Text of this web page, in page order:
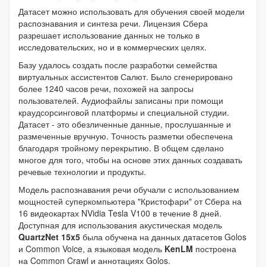
Датасет можно использовать для обучения своей модели
распознавания и синтеза речи. Лицензия Сбера
разрешает использование данных не только в
исследовательских, но и в коммерческих целях.
Базу удалось создать после разработки семейства
виртуальных ассистентов Салют. Было сгенерировано
более 1240 часов речи, похожей на запросы
пользователей. Аудиофайлы записаны при помощи
краудсорсинговой платформы и специальной студии.
Датасет - это обезличенные данные, прослушанные и
размеченные вручную. Точность разметки обеспечена
благодаря тройному перекрытию. В общем сделано
многое для того, чтобы на основе этих данных создавать
речевые технологии и продукты.
Модель распознавания речи обучали с использованием
мощностей суперкомпьютера "Кристофари" от Сбера на
16 видеокартах NVidia Tesla V100 в течение 8 дней.
Доступная для использования акустическая модель
QuartzNet 15x5 была обучена на данных датасетов Golos
и Common Voice, а языковая модель KenLM построена
на Common Crawl и аннотациях Golos.